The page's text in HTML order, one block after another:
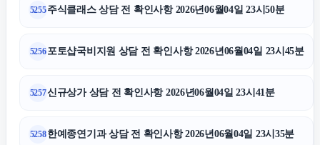
5255주식클래스 상담 전 확인사항 2026년06월04일 23시50분
5256포토샵국비지원 상담 전 확인사항 2026년06월04일 23시45분
5257신규상가 상담 전 확인사항 2026년06월04일 23시41분
5258한예종연기과 상담 전 확인사항 2026년06월04일 23시35분